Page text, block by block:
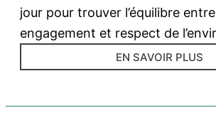
jour pour trouver l’équilibre
engagement et respect de
EN SAVOIR PLUS